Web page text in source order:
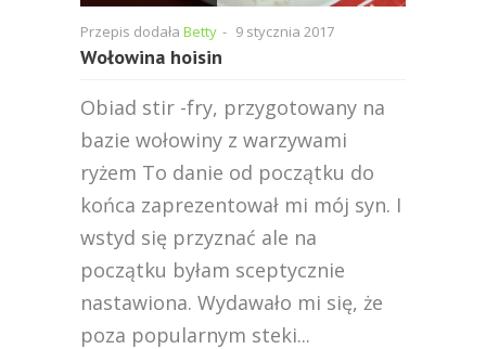
Przepis dodała Betty - 9 stycznia 2017
Wołowina hoisin
Obiad stir -fry, przygotowany na
bazie wołowiny z warzywami
ryżem To danie od początku do
końca zaprezentował mi mój syn. I
wstyd się przyznać ale na
początku byłam sceptycznie
nastawiona. Wydawało mi się, że
poza popularnym steki...